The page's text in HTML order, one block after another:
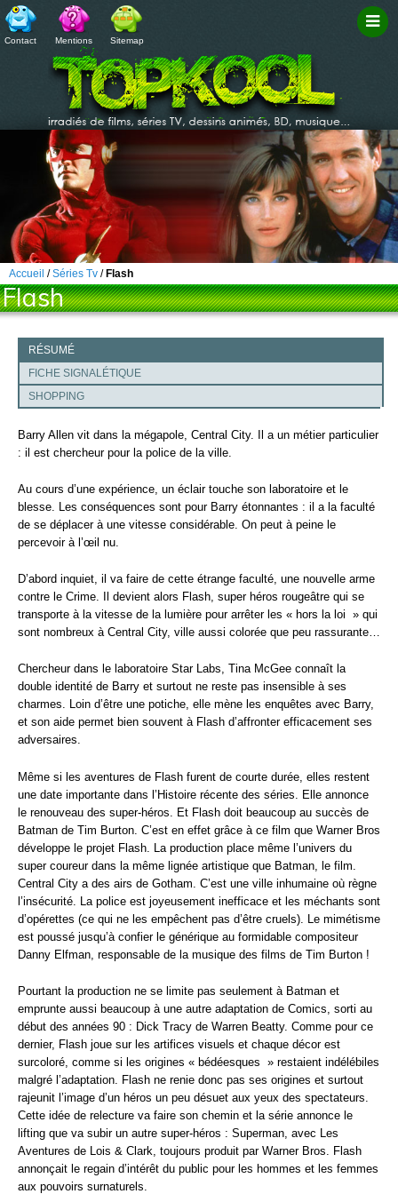
Contact Mentions Sitemap
Accueil /Séries Tv / Flash
Flash
RÉSUMÉ
FICHE SIGNALÉTIQUE
SHOPPING
Barry Allen vit dans la mégapole, Central City. Il a un métier particulier
: il est chercheur pour la police de la ville.
Au cours d’une expérience, un éclair touche son laboratoire et le
blesse. Les conséquences sont pour Barry étonnantes : il a la faculté
de se déplacer à une vitesse considérable. On peut à peine le
percevoir à l’œil nu.
D’abord inquiet, il va faire de cette étrange faculté, une nouvelle arme
contre le Crime. Il devient alors Flash, super héros rougeâtre qui se
transporte à la vitesse de la lumière pour arrêter les « hors la loi » qui
sont nombreux à Central City, ville aussi colorée que peu rassurante…
Chercheur dans le laboratoire Star Labs, Tina McGee connaît la
double identité de Barry et surtout ne reste pas insensible à ses
charmes. Loin d’être une potiche, elle mène les enquêtes avec Barry,
et son aide permet bien souvent à Flash d’affronter efficacement ses
adversaires.
Même si les aventures de Flash furent de courte durée, elles restent
une date importante dans l’Histoire récente des séries. Elle annonce
le renouveau des super-héros. Et Flash doit beaucoup au succès de
Batman de Tim Burton. C’est en effet grâce à ce film que Warner Bros
développe le projet Flash. La production place même l’univers du
super coureur dans la même lignée artistique que Batman, le film.
Central City a des airs de Gotham. C’est une ville inhumaine où règne
l’insécurité. La police est joyeusement inefficace et les méchants sont
d’opérettes (ce qui ne les empêchent pas d’être cruels). Le mimétisme
est poussé jusqu’à confier le générique au formidable compositeur
Danny Elfman, responsable de la musique des films de Tim Burton !
Pourtant la production ne se limite pas seulement à Batman et
emprunte aussi beaucoup à une autre adaptation de Comics, sorti au
début des années 90 : Dick Tracy de Warren Beatty. Comme pour ce
dernier, Flash joue sur les artifices visuels et chaque décor est
surcoloré, comme si les origines « bédéesques » restaient indélébiles
malgré l’adaptation. Flash ne renie donc pas ses origines et surtout
rajeunit l’image d’un héros un peu désuet aux yeux des spectateurs.
Cette idée de relecture va faire son chemin et la série annonce le
lifting que va subir un autre super-héros : Superman, avec Les
Aventures de Lois & Clark, toujours produit par Warner Bros. Flash
annonçait le regain d’intérêt du public pour les hommes et les femmes
aux pouvoirs surnaturels.